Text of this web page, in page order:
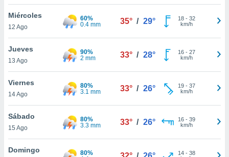
de
aceptar
Miércoles
12 Ago
60%
0.4 mm
35° / 29° 18- 32
km/h
Jueves
13 Ago
90%
2 mm
33° / 28° 16- 27
km/h
Viernes
14 Ago
80%
3.1 mm
33° / 26° 19- 37
km/h
Sábado
15 Ago
80%
3.3 mm
33° / 26° 16- 39
km/h
Domingo
80%
14- 38